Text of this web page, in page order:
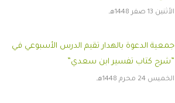
الأثنين 13 صفر 1448هـ
جمعية الدعوة بالهدار تقيم الدرس الأسبوعي في
”شرح كتاب تفسير ابن سعدي”
الخميس 24 محرم 1448هـ